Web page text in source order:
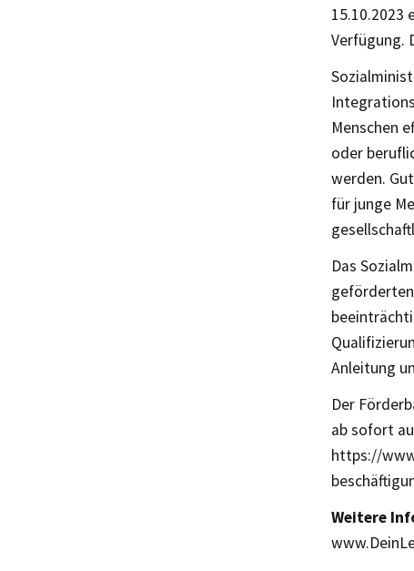
15.10.2023
Verfügung.
Menschen
oder
werden.
für junge
Das
Anleitung
Der
ab sofort
https://
Weitere